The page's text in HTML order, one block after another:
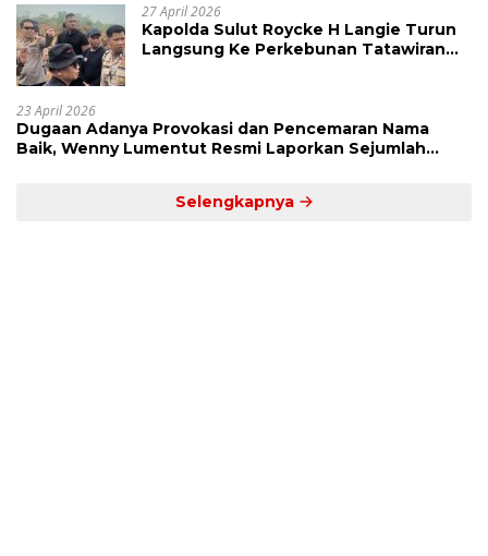
27 April 2026
Kapolda Sulut Roycke H Langie Turun
Langsung Ke Perkebunan Tatawiran
23 April 2026
Dugaan Adanya Provokasi dan Pencemaran Nama
Baik, Wenny Lumentut Resmi Laporkan Sejumlah
Selengkapnya